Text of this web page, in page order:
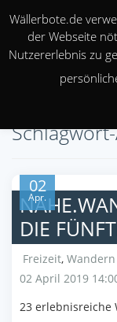
02
Apr.
DIE
Freizeit, Wandern
02 April 2019
23 erlebnisreiche
Wällerbote.de
der Webseite
Nutzererlebnis zu